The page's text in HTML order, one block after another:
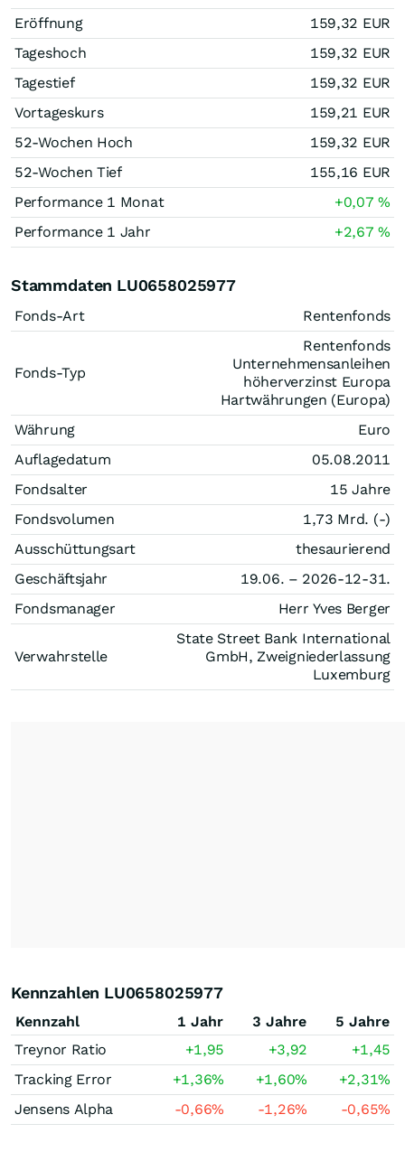
Eröffnung
159,32 EUR
Tageshoch
159,32 EUR
Tagestief
159,32 EUR
Vortageskurs
159,21 EUR
52-Wochen Hoch
159,32 EUR
52-Wochen Tief
155,16 EUR
Performance 1 Monat
+0,07%
Performance 1 Jahr
+2,67%
Stammdaten LU0658025977
Fonds-Art Rentenfonds
Fonds-Typ
Rentenfonds
Unternehmensanleihen
höherverzinst Europa
Hartwährungen (Europa)
Währung
Euro
Auflagedatum
05.08.2011
Fondsalter
15 Jahre
Fondsvolumen
1,73 Mrd. (-)
Ausschüttungsart
thesaurierend
Geschäftsjahr
19.06. – 2026-12-31.
Fondsmanager
Herr Yves Berger
Verwahrstelle
State Street Bank International
GmbH, Zweigniederlassung
Luxemburg
Kennzahlen LU0658025977
Kennzahl 1 Jahr 3 Jahre
5 Jahre
Treynor Ratio
+1,95 +3,92
+1,45
Tracking Error
+1,36% +1,60% +2,31%
Jensens Alpha
-0,66% -1,26% -0,65%